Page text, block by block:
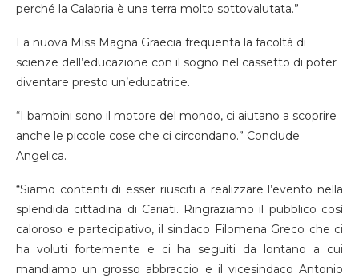
perché la Calabria è una terra molto sottovalutata.”
La nuova Miss Magna Graecia frequenta la facoltà di
scienze dell’educazione con il sogno nel cassetto di poter
diventare presto un’educatrice.
“I bambini sono il motore del mondo, ci aiutano a scoprire
anche le piccole cose che ci circondano.” Conclude
Angelica.
“Siamo contenti di esser riusciti a realizzare l’evento nella
splendida cittadina di Cariati. Ringraziamo il pubblico così
caloroso e partecipativo, il sindaco Filomena Greco che ci
ha voluti fortemente e ci ha seguiti da lontano a cui
mandiamo un grosso abbraccio e il vicesindaco Antonio